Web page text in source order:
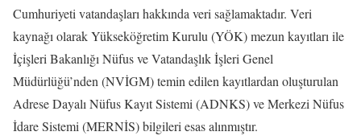
Cumhuriyeti vatandaşları hakkında veri sağlamaktadır. Veri
kaynağı olarak Yükseköğretim Kurulu (YÖK) mezun kayıtları ile
İçişleri Bakanlığı Nüfus ve Vatandaşlık İşleri Genel
Müdürlüğü’nden (NVİGM) temin edilen kayıtlardan oluşturulan
Adrese Dayalı Nüfus Kayıt Sistemi (ADNKS) ve Merkezi Nüfus
İdare Sistemi (MERNİS) bilgileri esas alınmıştır.